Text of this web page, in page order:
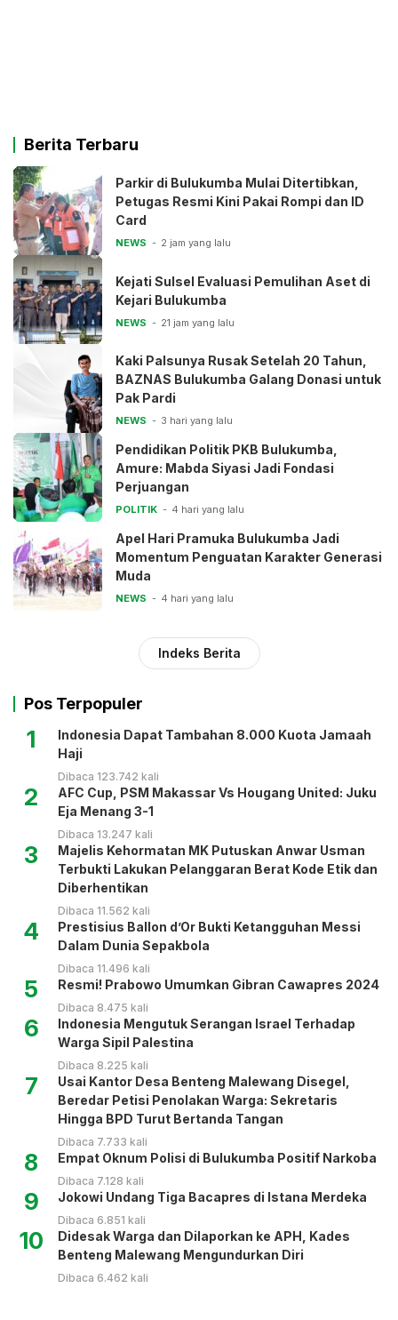
Berita Terbaru
Parkir di Bulukumba Mulai Ditertibkan,
Petugas Resmi Kini Pakai Rompi dan ID
Card
NEWS 2 jam yang lalu
Kejati Sulsel Evaluasi Pemulihan Aset di
Kejari Bulukumba
NEWS 21 jam yang lalu
Kaki Palsunya Rusak Setelah 20 Tahun,
BAZNAS Bulukumba Galang Donasi untuk
Pak Pardi
NEWS 3 hari yang lalu
Pendidikan Politik PKB Bulukumba,
Amure: Mabda Siyasi Jadi Fondasi
Perjuangan
POLITIK 4 hari yang lalu
Apel Hari Pramuka Bulukumba Jadi
Momentum Penguatan Karakter Generasi
Muda
NEWS 4 hari yang lalu
Indeks Berita
Pos Terpopuler
1
Indonesia Dapat Tambahan 8.000 Kuota Jamaah
Haji
Dibaca 123.742 kali
2
AFC Cup, PSM Makassar Vs Hougang United: Juku
Eja Menang 3-1
Dibaca 13.247 kali
3
Majelis Kehormatan MK Putuskan Anwar Usman
Terbukti Lakukan Pelanggaran Berat Kode Etik dan
Diberhentikan
Dibaca 11.562 kali
4
Prestisius Ballon d’Or Bukti Ketangguhan Messi
Dalam Dunia Sepakbola
Dibaca 11.496 kali
5 Resmi! Prabowo Umumkan Gibran Cawapres 2024
Dibaca 8.475 kali
6
Indonesia Mengutuk Serangan Israel Terhadap
Warga Sipil Palestina
Dibaca 8.225 kali
7
Usai Kantor Desa Benteng Malewang Disegel,
Beredar Petisi Penolakan Warga: Sekretaris
Hingga BPD Turut Bertanda Tangan
Dibaca 7.733 kali
8 Empat Oknum Polisi di Bulukumba Positif Narkoba
Dibaca 7.128 kali
9 Jokowi Undang Tiga Bacapres di Istana Merdeka
Dibaca 6.851 kali
10
Didesak Warga dan Dilaporkan ke APH, Kades
Benteng Malewang Mengundurkan Diri
Dibaca 6.462 kali